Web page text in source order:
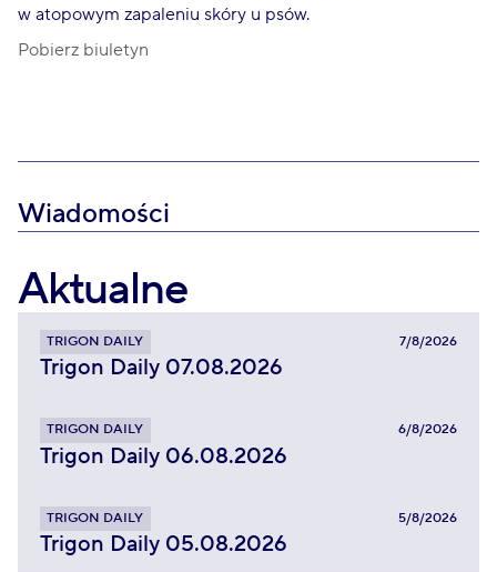
w atopowym zapaleniu skóry u psów.
Pobierz biuletyn
Wiadomości
Aktualne
TRIGON DAILY 7/8/2026
Trigon Daily 07.08.2026
TRIGON DAILY 6/8/2026
Trigon Daily 06.08.2026
TRIGON DAILY 5/8/2026
Trigon Daily 05.08.2026